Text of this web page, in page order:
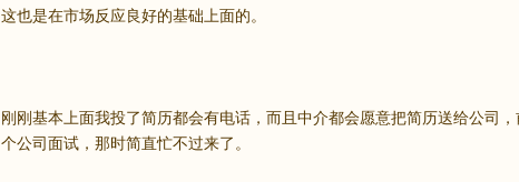
这也是在市场反应良好的基础上面的。
刚刚基本上面我投了简历都会有电话，而且中介都会愿意把简历送给公司
个公司面试，那时简直忙不过来了。